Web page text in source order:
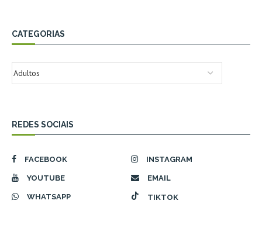
CATEGORIAS
REDES SOCIAIS
FACEBOOK INSTAGRAM
YOUTUBE EMAIL
WHATSAPP TIKTOK